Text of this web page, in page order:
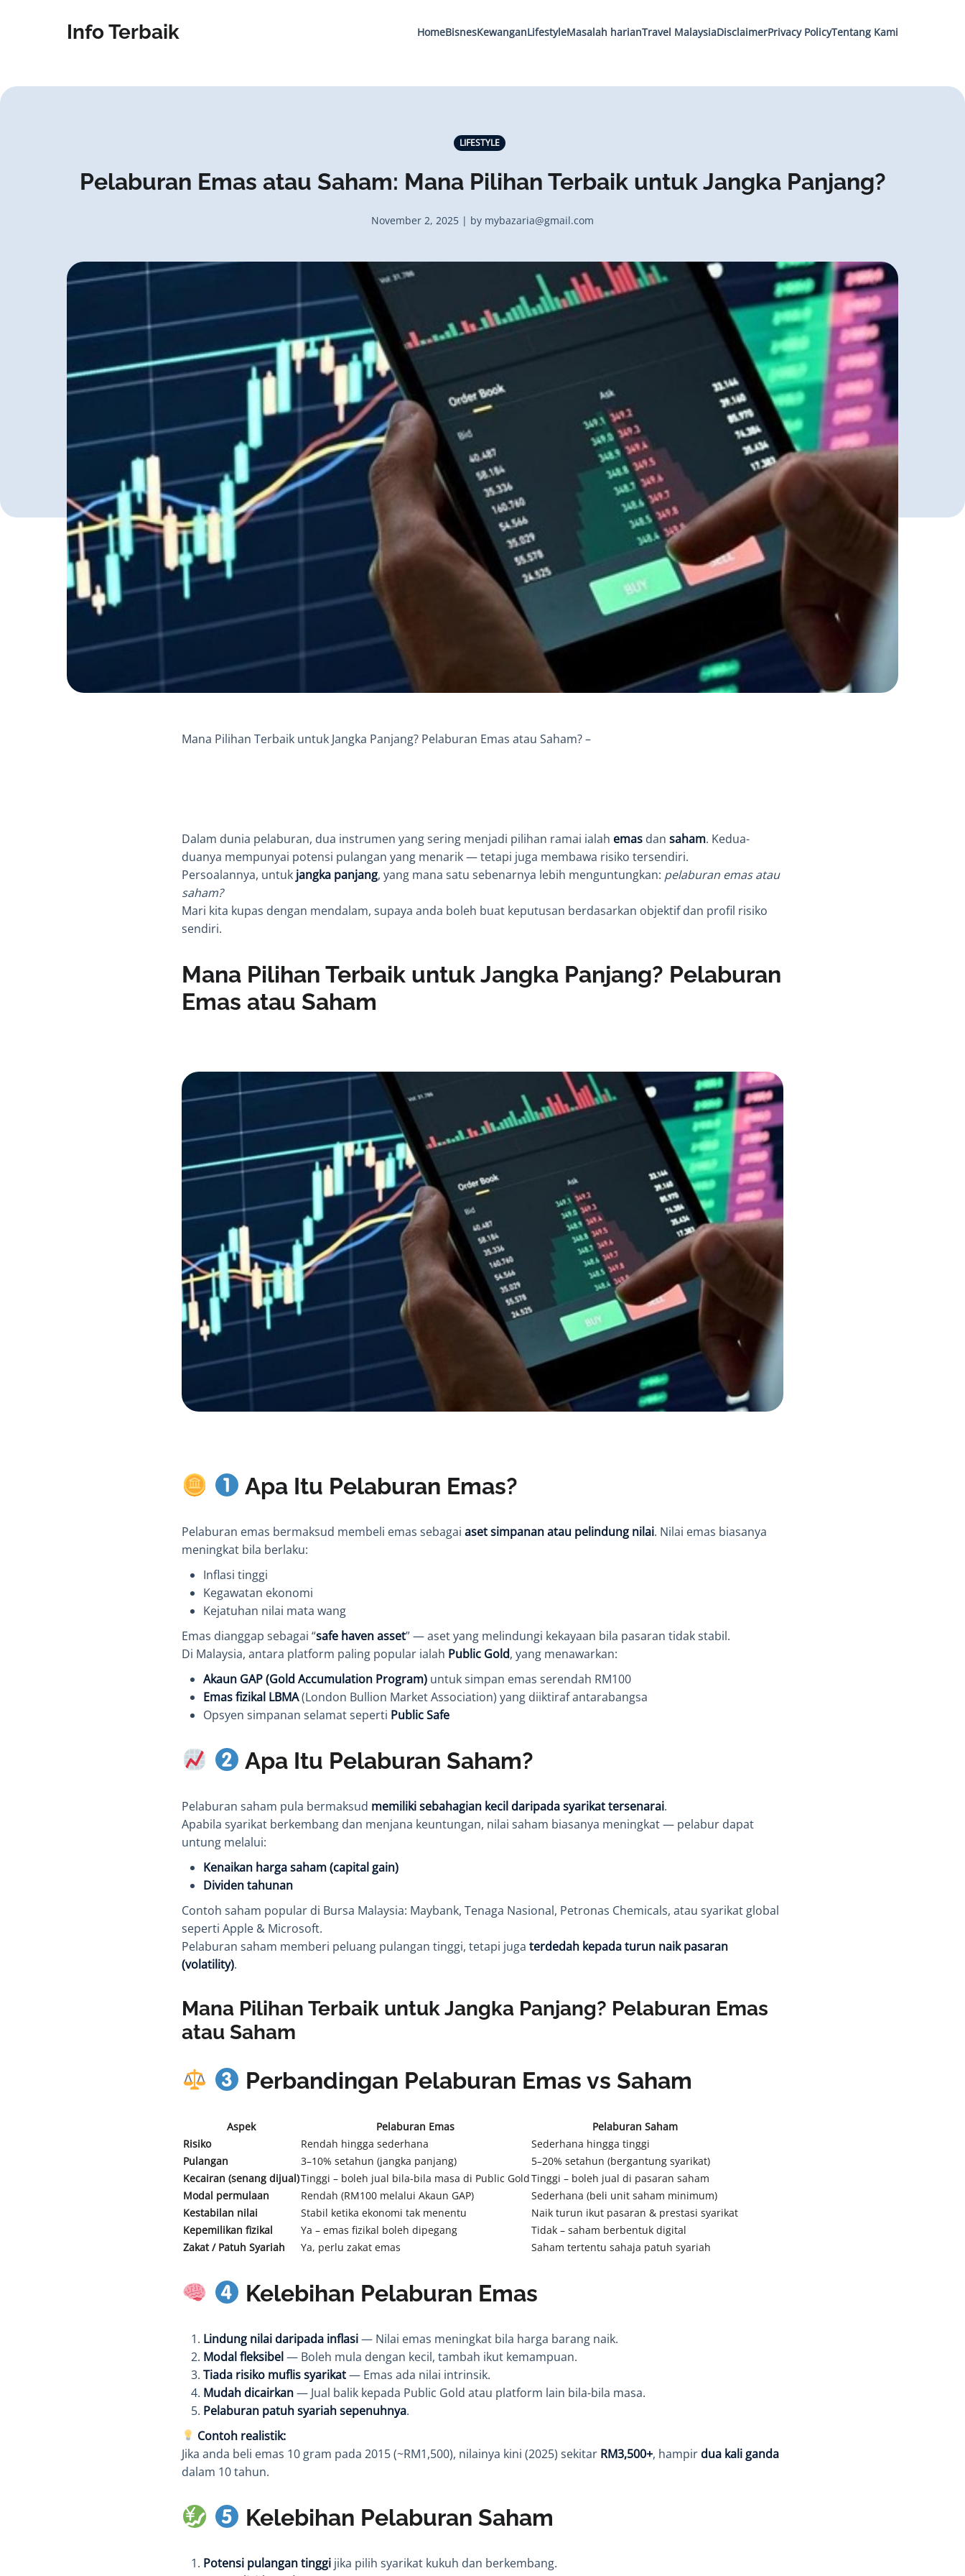
Info Terbaik HomeBisnesKewanganLifestyleMasalah harianTravel MalaysiaDisclaimerPrivacy PolicyTentang Kami
LIFESTYLE
Pelaburan Emas atau Saham: Mana Pilihan Terbaik untuk Jangka Panjang?
November 2, 2025 | by mybazaria@gmail.com
Mana Pilihan Terbaik untuk Jangka Panjang? Pelaburan Emas atau Saham? –
Dalam dunia pelaburan, dua instrumen yang sering menjadi pilihan ramai ialah emas dan saham. Kedua-
duanya mempunyai potensi pulangan yang menarik — tetapi juga membawa risiko tersendiri.
Persoalannya, untuk jangka panjang, yang mana satu sebenarnya lebih menguntungkan: pelaburan emas atau
saham?
Mari kita kupas dengan mendalam, supaya anda boleh buat keputusan berdasarkan objektif dan profil risiko
sendiri.
Mana Pilihan Terbaik untuk Jangka Panjang? Pelaburan
Emas atau Saham
Apa Itu Pelaburan Emas?
Pelaburan emas bermaksud membeli emas sebagai aset simpanan atau pelindung nilai. Nilai emas biasanya
meningkat bila berlaku:
Inflasi tinggi
Kegawatan ekonomi
Kejatuhan nilai mata wang
Emas dianggap sebagai “safe haven asset” — aset yang melindungi kekayaan bila pasaran tidak stabil.
Di Malaysia, antara platform paling popular ialah Public Gold, yang menawarkan:
Akaun GAP (Gold Accumulation Program) untuk simpan emas serendah RM100
Emas fizikal LBMA(London Bullion Market Association) yang diiktiraf antarabangsa
Opsyen simpanan selamat seperti Public Safe
Apa Itu Pelaburan Saham?
Pelaburan saham pula bermaksud memiliki sebahagian kecil daripada syarikat tersenarai.
Apabila syarikat berkembang dan menjana keuntungan, nilai saham biasanya meningkat — pelabur dapat
untung melalui:
Kenaikan harga saham (capital gain)
Dividen tahunan
Contoh saham popular di Bursa Malaysia: Maybank, Tenaga Nasional, Petronas Chemicals, atau syarikat global
seperti Apple & Microsoft.
Pelaburan saham memberi peluang pulangan tinggi, tetapi juga terdedah kepada turun naik pasaran
(volatility).
Mana Pilihan Terbaik untuk Jangka Panjang? Pelaburan Emas
atau Saham
Perbandingan Pelaburan Emas vs Saham
Aspek Pelaburan Emas
Pelaburan Saham
Risiko
Rendah hingga sederhana
Sederhana hingga tinggi
Pulangan
3–10% setahun (jangka panjang)
5–20% setahun (bergantung syarikat)
Kecairan (senang dijual)Tinggi – boleh jual bila-bila masa di Public GoldTinggi – boleh jual di pasaran saham
Modal permulaan
Rendah (RM100 melalui Akaun GAP)
Sederhana (beli unit saham minimum)
Kestabilan nilai
Stabil ketika ekonomi tak menentu
Naik turun ikut pasaran & prestasi syarikat
Kepemilikan fizikal
Ya – emas fizikal boleh dipegang
Tidak – saham berbentuk digital
Zakat / Patuh Syariah
Ya, perlu zakat emas Saham tertentu sahaja patuh syariah
Kelebihan Pelaburan Emas
Lindung nilai daripada inflasi— Nilai emas meningkat bila harga barang naik.
Modal fleksibel— Boleh mula dengan kecil, tambah ikut kemampuan.
Tiada risiko muflis syarikat— Emas ada nilai intrinsik.
Mudah dicairkan— Jual balik kepada Public Gold atau platform lain bila-bila masa.
Pelaburan patuh syariah sepenuhnya.
Contoh realistik:
Jika anda beli emas 10 gram pada 2015 (~RM1,500), nilainya kini (2025) sekitar RM3,500+, hampir dua kali ganda
dalam 10 tahun.
Kelebihan Pelaburan Saham
Potensi pulangan tinggi jika pilih syarikat kukuh dan berkembang.